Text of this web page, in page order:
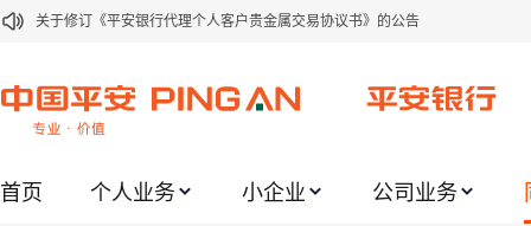
关于修订《平安银行代理个人客户贵金属交易协议书》的公告
关于我行聚金宝交易软件升级更新的通知
关于2020年端午节期间上金所代理业务调整合约保证金比例和涨跌幅度限制的
首页 个人业务 小企业 公司业务